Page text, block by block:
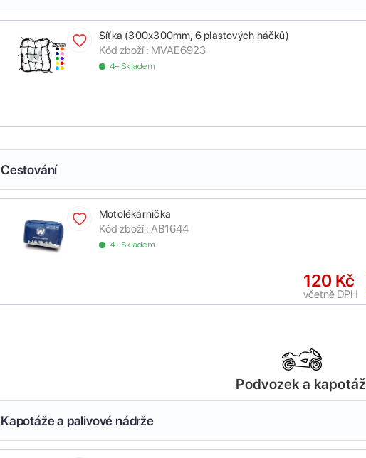
Síťka (300x300mm, 6 plastových háčků)
Kód zboží : MVAE6923
4+ Skladem
Cestování
Motolékárnička
Kód zboží : AB1644
4+ Skladem
120 Kč
včetně DPH
Podvozek a kapotáž
Kapotáže a palivové nádrže